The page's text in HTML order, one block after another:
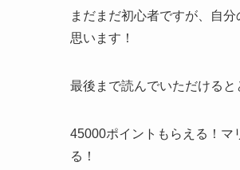
まだまだ初心者ですが、自
思います！
最後まで読んでいただける
45000ポイントもらえる！マ
る！